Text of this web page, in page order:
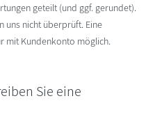
geteilt (und ggf. gerundet).
uns nicht überprüft. Eine
mit Kundenkonto möglich.
Sie eine